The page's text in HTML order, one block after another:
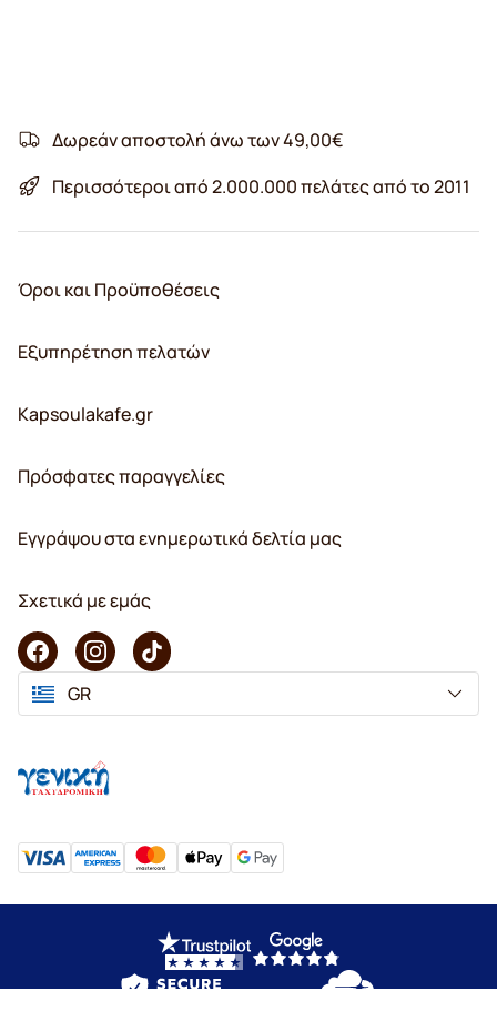
Δωρεάν αποστολή άνω των 49,00€
Περισσότεροι από 2.000.000 πελάτες από το 2011
Όροι και Προϋποθέσεις
Εξυπηρέτηση πελατών
Kapsoulakafe.gr
Πρόσφατες παραγγελίες
Εγγράψου στα ενημερωτικά δελτία μας
Σχετικά με εμάς
GR